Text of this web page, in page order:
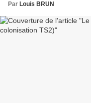
Par Louis BRUN